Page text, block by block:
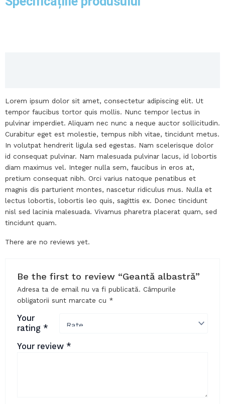
Lorem ipsum dolor sit amet, consectetur adipiscing elit. Ut
tempor faucibus tortor quis mollis. Nunc tempor lectus in
pulvinar imperdiet. Aliquam nec nunc a neque auctor sollicitudin.
Curabitur eget est molestie, tempus nibh vitae, tincidunt metus.
In volutpat hendrerit ligula sed egestas. Nam scelerisque dolor
id consequat pulvinar. Nam malesuada pulvinar lacus, id lobortis
diam maximus vel. Integer nulla sem, faucibus in eros at,
pretium consequat nibh. Orci varius natoque penatibus et
magnis dis parturient montes, nascetur ridiculus mus. Nulla et
lectus lobortis, lobortis leo quis, sagittis ex. Donec tincidunt
nisl sed lacinia malesuada. Vivamus pharetra placerat quam, sed
tincidunt quam.
There are no reviews yet.
Be the first to review “Geantă albastră”
Adresa ta de email nu va fi publicată. Câmpurile
obligatorii sunt marcate cu *
Your
rating *
Your review *